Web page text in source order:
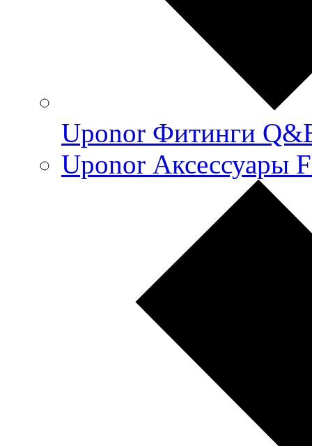
Uponor Фитинги
Uponor Аксессуары